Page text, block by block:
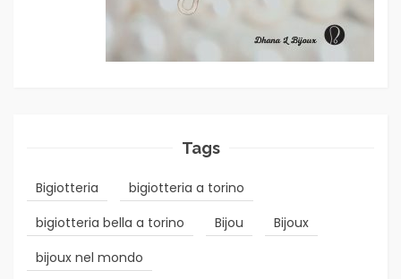
Tags
Bigiotteria
bigiotteria a torino
bigiotteria bella a torino
Bijou
Bijoux
bijoux nel mondo